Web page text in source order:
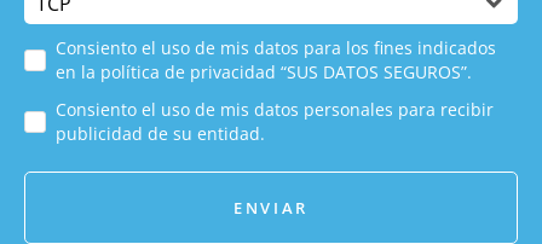
Consiento el uso de mis datos para los fines indicados
en la política de privacidad “SUS DATOS SEGUROS”.
Consiento el uso de mis datos personales para recibir
publicidad de su entidad.
ENVIAR